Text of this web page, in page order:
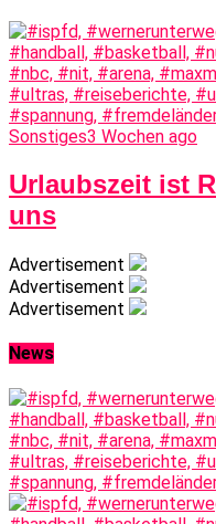
Sonstiges3 Wochen ago
Urlaubszeit ist
uns
Advertisement
Advertisement
Advertisement
News